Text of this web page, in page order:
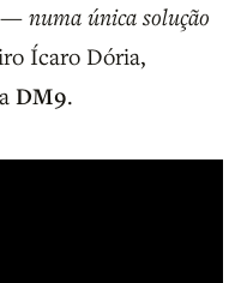
numa única solução
Ícaro Dória,
DM9.